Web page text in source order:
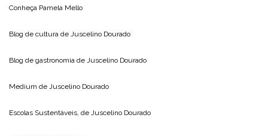
Conheça Pamela Mello
Blog de cultura de Juscelino Dourado
Blog de gastronomia de Juscelino Dourado
Medium de Juscelino Dourado
Escolas Sustentáveis, de Juscelino Dourado